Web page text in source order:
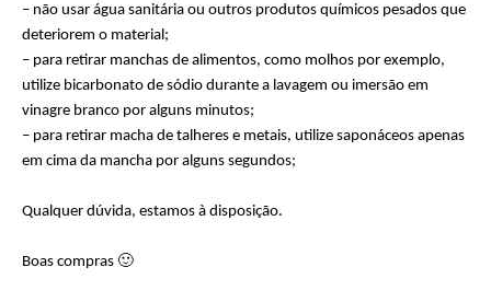
– não usar água sanitária ou outros produtos químicos pesados que
deteriorem o material;
– para retirar manchas de alimentos, como molhos por exemplo,
utilize bicarbonato de sódio durante a lavagem ou imersão em
vinagre branco por alguns minutos;
– para retirar macha de talheres e metais, utilize saponáceos apenas
em cima da mancha por alguns segundos;
Qualquer dúvida, estamos à disposição.
Boas compras 🙂